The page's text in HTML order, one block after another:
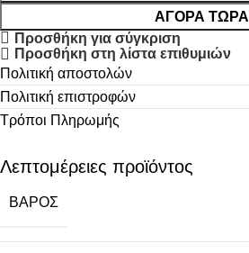
ΑΓΟΡΆ ΤΏΡΑ
Προσθήκη για σύγκριση
Προσθήκη στη λίστα επιθυμιών
Πολιτική αποστολών
Πολιτική επιστροφών
Τρόποι Πληρωμής
Λεπτομέρειες προϊόντος
ΒΆΡΟΣ